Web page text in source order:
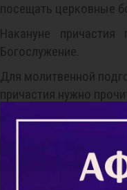
посещать церковные
Накануне
Богослужение.
Для молитвенной
причастия нужно
Последование ко
обязанность) чтения
Святых Христовых